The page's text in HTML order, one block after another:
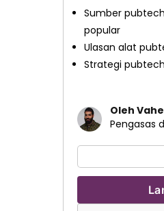
Sumber
popular
Ulasan alat
Strategi
Oleh
Pengasas